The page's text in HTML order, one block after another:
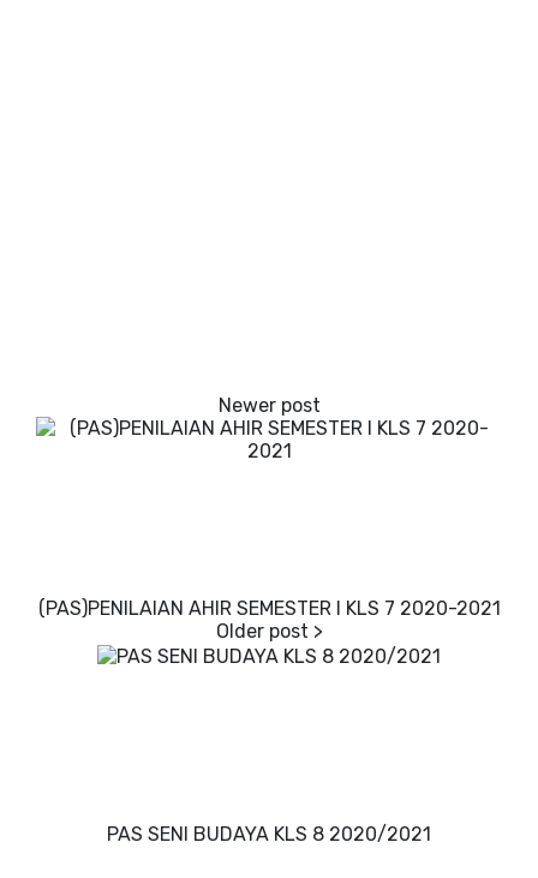
(PAS)PENILAIAN AHIR SEMESTER I KLS 7 2020-2021
PAS SENI BUDAYA KLS 8 2020/2021